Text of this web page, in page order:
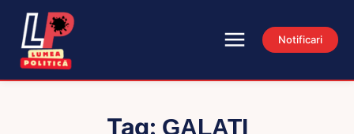
Notificari
Tag: GALATI